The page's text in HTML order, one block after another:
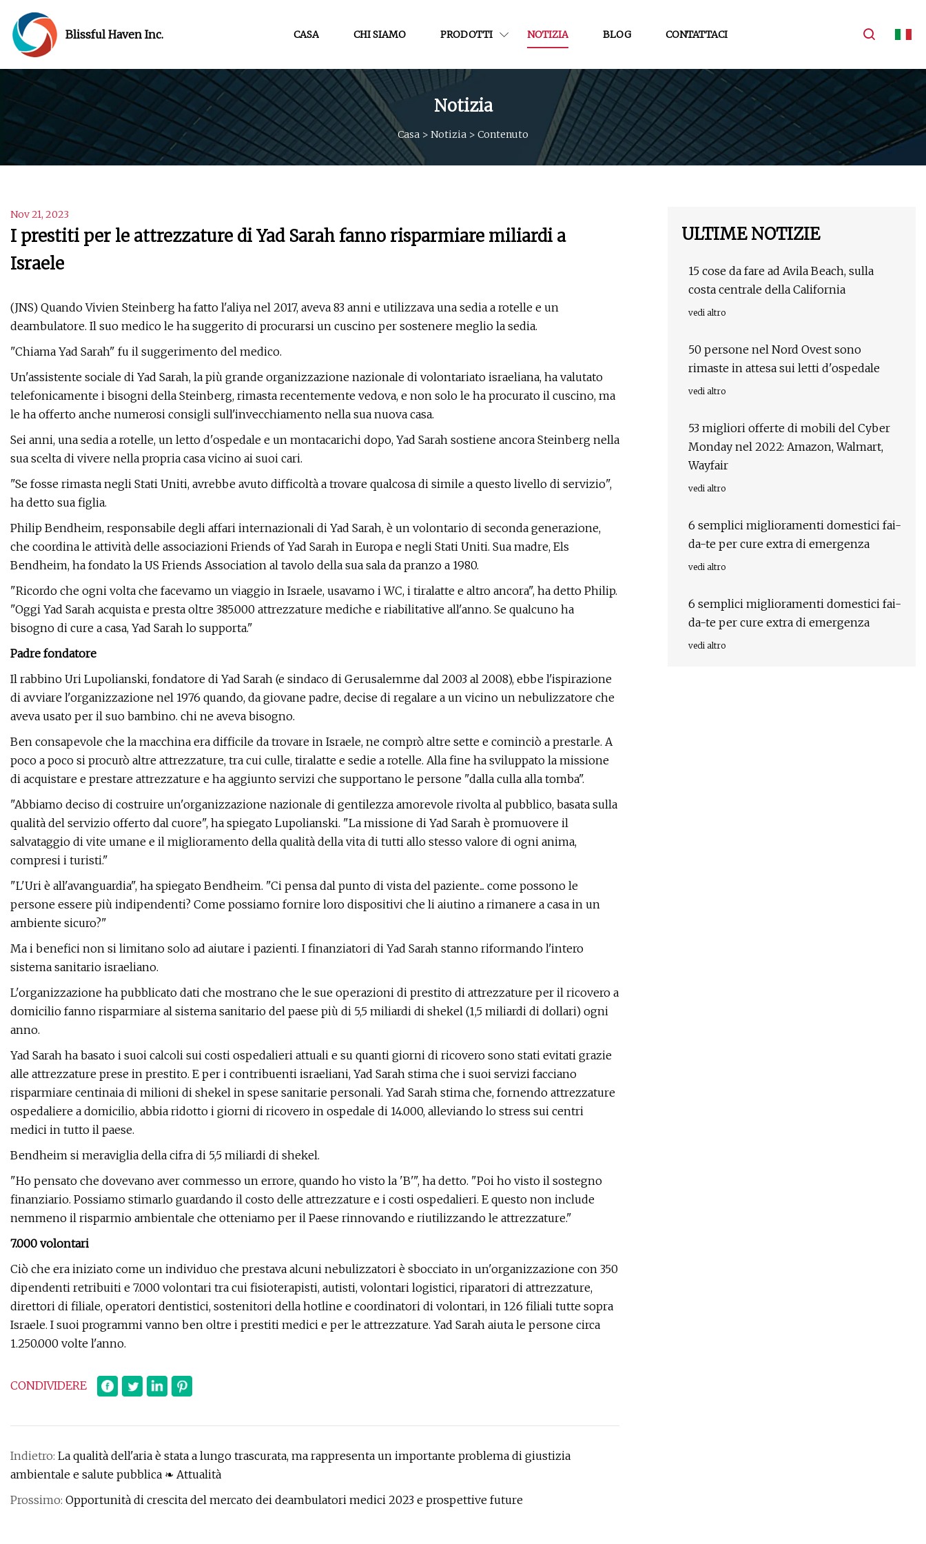
Blissful Haven Inc. CASA CHI SIAMO PRODOTTI NOTIZIA BLOG CONTATTACI
Notizia
Casa > Notizia > Contenuto
Nov 21, 2023
I prestiti per le attrezzature di Yad Sarah fanno risparmiare miliardi a
Israele
(JNS) Quando Vivien Steinberg ha fatto l'aliya nel 2017, aveva 83 anni e utilizzava una sedia a rotelle e un
deambulatore. Il suo medico le ha suggerito di procurarsi un cuscino per sostenere meglio la sedia.
"Chiama Yad Sarah" fu il suggerimento del medico.
Un'assistente sociale di Yad Sarah, la più grande organizzazione nazionale di volontariato israeliana, ha valutato
telefonicamente i bisogni della Steinberg, rimasta recentemente vedova, e non solo le ha procurato il cuscino, ma
le ha offerto anche numerosi consigli sull'invecchiamento nella sua nuova casa.
Sei anni, una sedia a rotelle, un letto d'ospedale e un montacarichi dopo, Yad Sarah sostiene ancora Steinberg nella
sua scelta di vivere nella propria casa vicino ai suoi cari.
"Se fosse rimasta negli Stati Uniti, avrebbe avuto difficoltà a trovare qualcosa di simile a questo livello di servizio",
ha detto sua figlia.
Philip Bendheim, responsabile degli affari internazionali di Yad Sarah, è un volontario di seconda generazione,
che coordina le attività delle associazioni Friends of Yad Sarah in Europa e negli Stati Uniti. Sua madre, Els
Bendheim, ha fondato la US Friends Association al tavolo della sua sala da pranzo a 1980.
"Ricordo che ogni volta che facevamo un viaggio in Israele, usavamo i WC, i tiralatte e altro ancora", ha detto Philip.
"Oggi Yad Sarah acquista e presta oltre 385.000 attrezzature mediche e riabilitative all'anno. Se qualcuno ha
bisogno di cure a casa, Yad Sarah lo supporta."
Padre fondatore
Il rabbino Uri Lupolianski, fondatore di Yad Sarah (e sindaco di Gerusalemme dal 2003 al 2008), ebbe l'ispirazione
di avviare l'organizzazione nel 1976 quando, da giovane padre, decise di regalare a un vicino un nebulizzatore che
aveva usato per il suo bambino. chi ne aveva bisogno.
Ben consapevole che la macchina era difficile da trovare in Israele, ne comprò altre sette e cominciò a prestarle. A
poco a poco si procurò altre attrezzature, tra cui culle, tiralatte e sedie a rotelle. Alla fine ha sviluppato la missione
di acquistare e prestare attrezzature e ha aggiunto servizi che supportano le persone "dalla culla alla tomba".
"Abbiamo deciso di costruire un'organizzazione nazionale di gentilezza amorevole rivolta al pubblico, basata sulla
qualità del servizio offerto dal cuore", ha spiegato Lupolianski. "La missione di Yad Sarah è promuovere il
salvataggio di vite umane e il miglioramento della qualità della vita di tutti allo stesso valore di ogni anima,
compresi i turisti."
"L'Uri è all'avanguardia", ha spiegato Bendheim. "Ci pensa dal punto di vista del paziente... come possono le
persone essere più indipendenti? Come possiamo fornire loro dispositivi che li aiutino a rimanere a casa in un
ambiente sicuro?"
Ma i benefici non si limitano solo ad aiutare i pazienti. I finanziatori di Yad Sarah stanno riformando l'intero
sistema sanitario israeliano.
L'organizzazione ha pubblicato dati che mostrano che le sue operazioni di prestito di attrezzature per il ricovero a
domicilio fanno risparmiare al sistema sanitario del paese più di 5,5 miliardi di shekel (1,5 miliardi di dollari) ogni
anno.
Yad Sarah ha basato i suoi calcoli sui costi ospedalieri attuali e su quanti giorni di ricovero sono stati evitati grazie
alle attrezzature prese in prestito. E per i contribuenti israeliani, Yad Sarah stima che i suoi servizi facciano
risparmiare centinaia di milioni di shekel in spese sanitarie personali. Yad Sarah stima che, fornendo attrezzature
ospedaliere a domicilio, abbia ridotto i giorni di ricovero in ospedale di 14.000, alleviando lo stress sui centri
medici in tutto il paese.
Bendheim si meraviglia della cifra di 5,5 miliardi di shekel.
"Ho pensato che dovevano aver commesso un errore, quando ho visto la 'B'", ha detto. "Poi ho visto il sostegno
finanziario. Possiamo stimarlo guardando il costo delle attrezzature e i costi ospedalieri. E questo non include
nemmeno il risparmio ambientale che otteniamo per il Paese rinnovando e riutilizzando le attrezzature."
7.000 volontari
Ciò che era iniziato come un individuo che prestava alcuni nebulizzatori è sbocciato in un'organizzazione con 350
dipendenti retribuiti e 7.000 volontari tra cui fisioterapisti, autisti, volontari logistici, riparatori di attrezzature,
direttori di filiale, operatori dentistici, sostenitori della hotline e coordinatori di volontari, in 126 filiali tutte sopra
Israele. I suoi programmi vanno ben oltre i prestiti medici e per le attrezzature. Yad Sarah aiuta le persone circa
1.250.000 volte l'anno.
CONDIVIDERE
Indietro: La qualità dell'aria è stata a lungo trascurata, ma rappresenta un importante problema di giustizia
ambientale e salute pubblica ❧ Attualità
Prossimo: Opportunità di crescita del mercato dei deambulatori medici 2023 e prospettive future
ULTIME NOTIZIE
15 cose da fare ad Avila Beach, sulla
costa centrale della California
vedi altro
50 persone nel Nord Ovest sono
rimaste in attesa sui letti d'ospedale
vedi altro
53 migliori offerte di mobili del Cyber ​​
Monday nel 2022: Amazon, Walmart,
Wayfair
vedi altro
6 semplici miglioramenti domestici fai-
da-te per cure extra di emergenza
vedi altro
6 semplici miglioramenti domestici fai-
da-te per cure extra di emergenza
vedi altro